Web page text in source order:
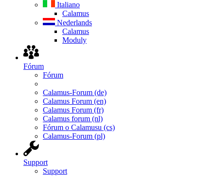
Italiano
Calamus
Nederlands
Calamus
Moduly
Fórum
Fórum
Calamus-Forum (de)
Calamus Forum (en)
Calamus Forum (fr)
Calamus forum (nl)
Fórum o Calamusu (cs)
Calamus-Forum (pl)
Support
Support